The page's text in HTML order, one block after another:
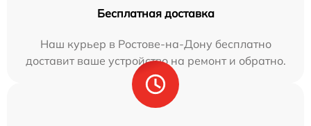
Бесплатная доставка
Наш курьер в Ростове-на-Дону бесплатно
доставит ваше устройство на ремонт и обратно.